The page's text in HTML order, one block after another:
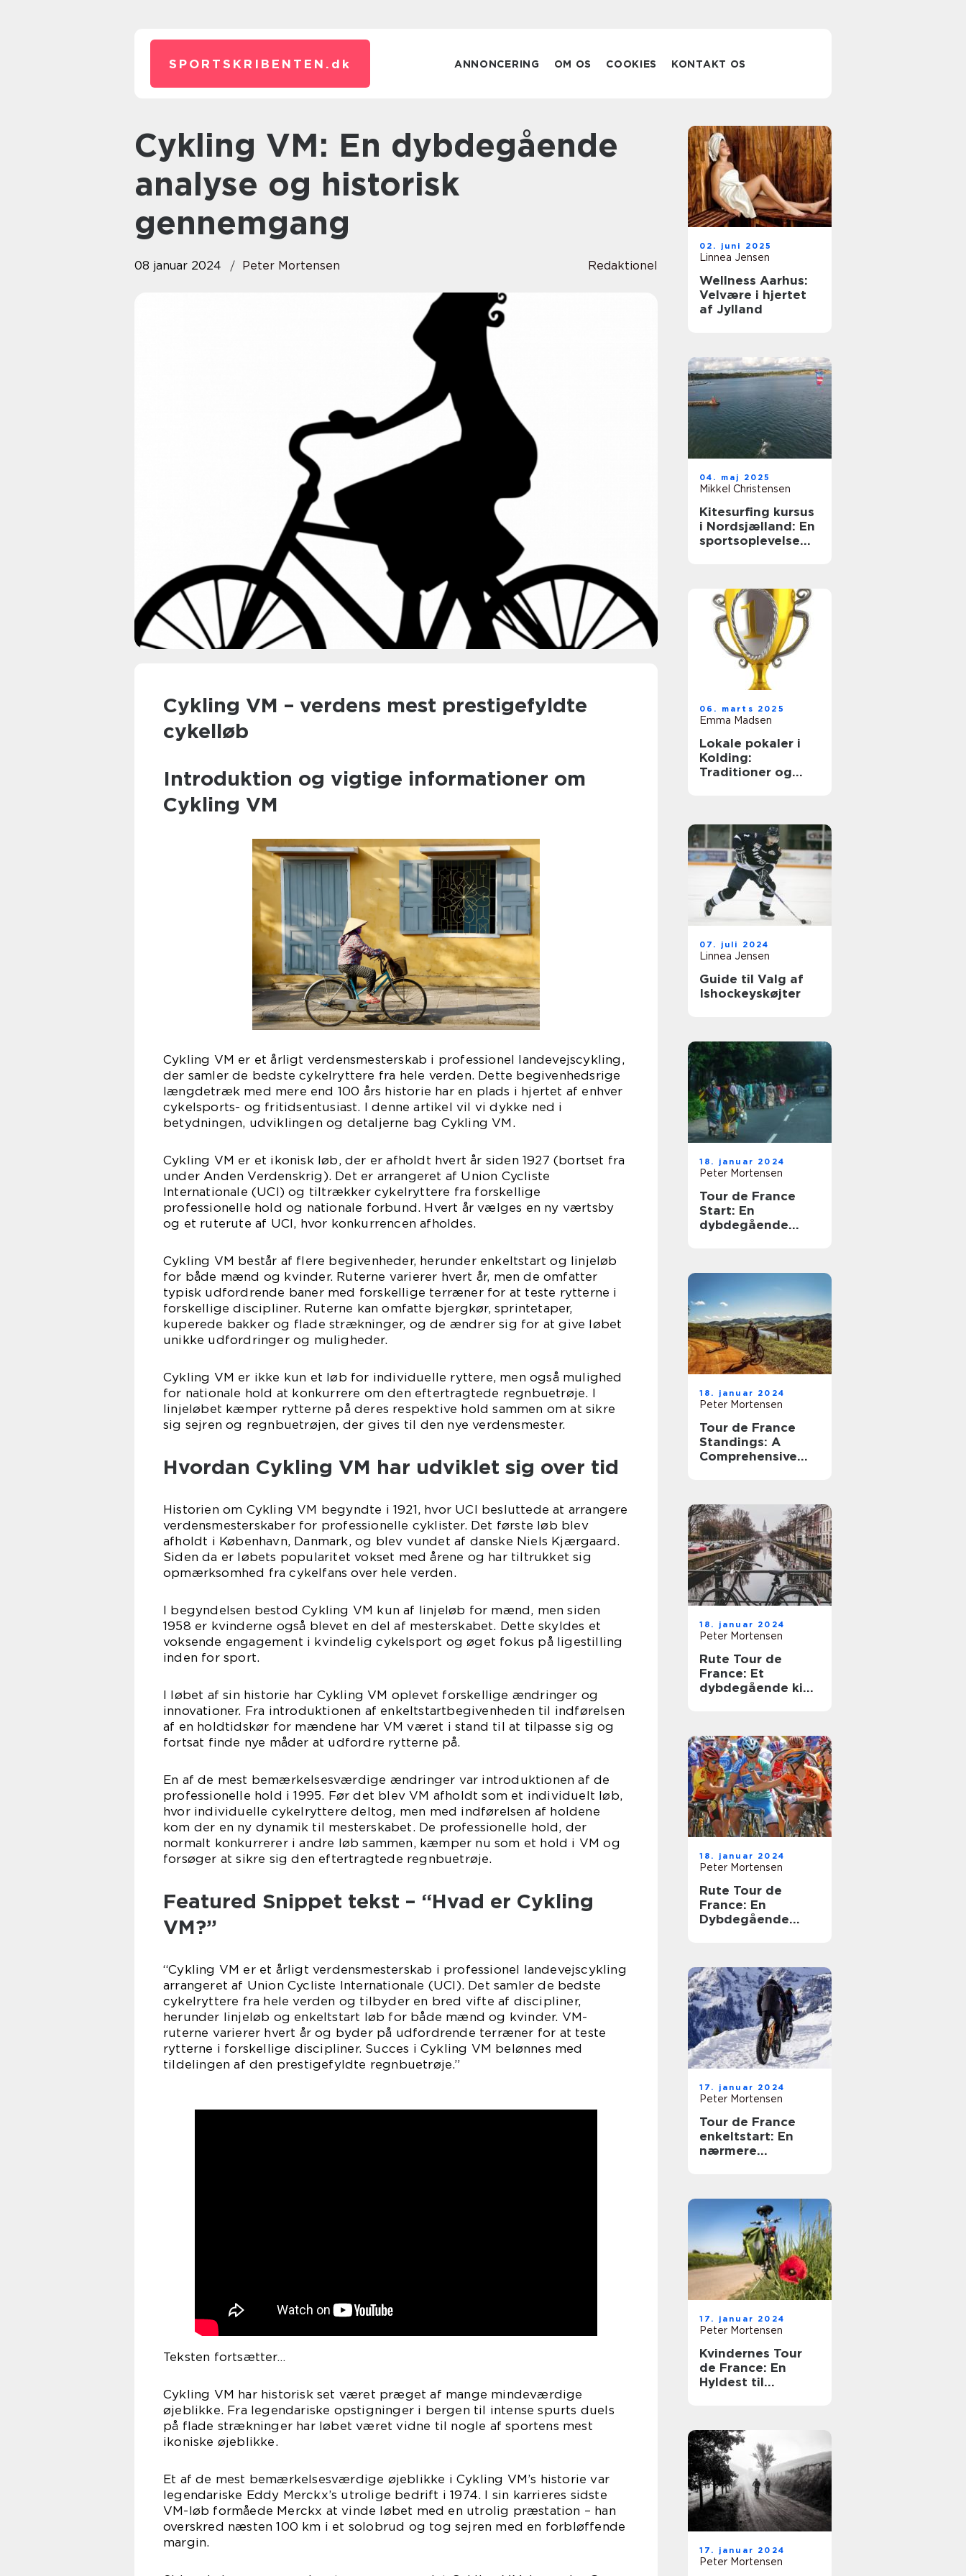
SPORTSKRIBENTEN. dk ANNONCERING OM OS COOKIES KONTAKT OS
Cykling VM: En dybdegående
analyse og historisk
gennemgang
08 januar 2024 Peter Mortensen Redaktionel
Cykling VM – verdens mest prestigefyldte
cykelløb
Introduktion og vigtige informationer om
Cykling VM
Cykling VM er et årligt verdensmesterskab i professionel landevejscykling,
der samler de bedste cykelryttere fra hele verden. Dette begivenhedsrige
længdetræk med mere end 100 års historie har en plads i hjertet af enhver
cykelsports- og fritidsentusiast. I denne artikel vil vi dykke ned i
betydningen, udviklingen og detaljerne bag Cykling VM.
Cykling VM er et ikonisk løb, der er afholdt hvert år siden 1927 (bortset fra
under Anden Verdenskrig). Det er arrangeret af Union Cycliste
Internationale (UCI) og tiltrækker cykelryttere fra forskellige
professionelle hold og nationale forbund. Hvert år vælges en ny værtsby
og et ruterute af UCI, hvor konkurrencen afholdes.
Cykling VM består af flere begivenheder, herunder enkeltstart og linjeløb
for både mænd og kvinder. Ruterne varierer hvert år, men de omfatter
typisk udfordrende baner med forskellige terræner for at teste rytterne i
forskellige discipliner. Ruterne kan omfatte bjergkør, sprintetaper,
kuperede bakker og flade strækninger, og de ændrer sig for at give løbet
unikke udfordringer og muligheder.
Cykling VM er ikke kun et løb for individuelle ryttere, men også mulighed
for nationale hold at konkurrere om den eftertragtede regnbuetrøje. I
linjeløbet kæmper rytterne på deres respektive hold sammen om at sikre
sig sejren og regnbuetrøjen, der gives til den nye verdensmester.
Hvordan Cykling VM har udviklet sig over tid
Historien om Cykling VM begyndte i 1921, hvor UCI besluttede at arrangere
verdensmesterskaber for professionelle cyklister. Det første løb blev
afholdt i København, Danmark, og blev vundet af danske Niels Kjærgaard.
Siden da er løbets popularitet vokset med årene og har tiltrukket sig
opmærksomhed fra cykelfans over hele verden.
I begyndelsen bestod Cykling VM kun af linjeløb for mænd, men siden
1958 er kvinderne også blevet en del af mesterskabet. Dette skyldes et
voksende engagement i kvindelig cykelsport og øget fokus på ligestilling
inden for sport.
I løbet af sin historie har Cykling VM oplevet forskellige ændringer og
innovationer. Fra introduktionen af enkeltstartbegivenheden til indførelsen
af en holdtidskør for mændene har VM været i stand til at tilpasse sig og
fortsat finde nye måder at udfordre rytterne på.
En af de mest bemærkelsesværdige ændringer var introduktionen af de
professionelle hold i 1995. Før det blev VM afholdt som et individuelt løb,
hvor individuelle cykelryttere deltog, men med indførelsen af holdene
kom der en ny dynamik til mesterskabet. De professionelle hold, der
normalt konkurrerer i andre løb sammen, kæmper nu som et hold i VM og
forsøger at sikre sig den eftertragtede regnbuetrøje.
Featured Snippet tekst – “Hvad er Cykling
VM?”
“Cykling VM er et årligt verdensmesterskab i professionel landevejscykling
arrangeret af Union Cycliste Internationale (UCI). Det samler de bedste
cykelryttere fra hele verden og tilbyder en bred vifte af discipliner,
herunder linjeløb og enkeltstart løb for både mænd og kvinder. VM-
ruterne varierer hvert år og byder på udfordrende terræner for at teste
rytterne i forskellige discipliner. Succes i Cykling VM belønnes med
tildelingen af den prestigefyldte regnbuetrøje.”
Teksten fortsætter…
Cykling VM har historisk set været præget af mange mindeværdige
øjeblikke. Fra legendariske opstigninger i bergen til intense spurts duels
på flade strækninger har løbet været vidne til nogle af sportens mest
ikoniske øjeblikke.
Et af de mest bemærkelsesværdige øjeblikke i Cykling VM’s historie var
legendariske Eddy Merckx’s utrolige bedrift i 1974. I sin karrieres sidste
VM-løb formåede Merckx at vinde løbet med en utrolig præstation – han
overskred næsten 100 km i et solobrud og tog sejren med en forbløffende
margin.
02. juni 2025
Linnea Jensen
Wellness Aarhus:
Velvære i hjertet
af Jylland
04. maj 2025
Mikkel Christensen
Kitesurfing kursus
i Nordsjælland: En
sportsoplevelse
06. marts 2025
Emma Madsen
Lokale pokaler i
Kolding:
Traditioner og
07. juli 2024
Linnea Jensen
Guide til Valg af
Ishockeyskøjter
18. januar 2024
Peter Mortensen
Tour de France
Start: En
dybdegående
18. januar 2024
Peter Mortensen
Tour de France
Standings: A
Comprehensive
18. januar 2024
Peter Mortensen
Rute Tour de
France: Et
dybdegående kig
18. januar 2024
Peter Mortensen
Rute Tour de
France: En
Dybdegående
17. januar 2024
Peter Mortensen
Tour de France
enkeltstart: En
nærmere
17. januar 2024
Peter Mortensen
Kvindernes Tour
de France: En
Hyldest til
17. januar 2024
Peter Mortensen